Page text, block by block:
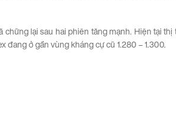
chững lại sau hai phiên tăng mạnh. Hiện tại
đang ở gần vùng kháng cự cũ 1.280 – 1.300.